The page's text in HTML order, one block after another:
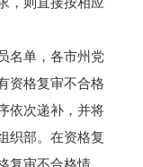
名单，各市州党
资格复审不合格
依次递补，并将
织部。在资格复
复审不合格情